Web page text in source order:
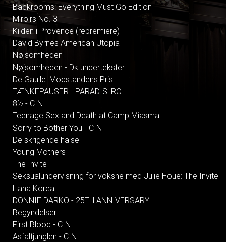
Backrooms: Everything Must Go Edition
Miroirs No. 3
Kilden i Provence (repremiere)
David Byrnes American Utopia
Nøjsomheden
Nøjsomheden - Dk undertekster
De Gaulle: Modstandens Pris
TÆNKEPAUSER I PARADIS: RO
8½ - CIN
Teenage Sex and Death at Camp Miasma
Sorry to Bother You - CIN
De skrigende halse
Young Mothers
The Invite
Seksualundervisning for voksne med Julie Houe: The Invite
Hana Korea
DONNIE DARKO - 25TH ANNIVERSARY
Begyndelser
First Blood - CIN
Asfaltjunglen - CIN